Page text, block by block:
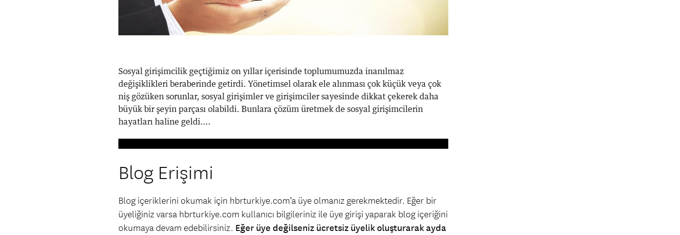
Sosyal girişimcilik geçtiğimiz on yıllar içerisinde toplumumuzda inanılmaz
değişiklikleri beraberinde getirdi. Yönetimsel olarak ele alınması çok küçük veya çok
niş gözüken sorunlar, sosyal girişimler ve girişimciler sayesinde dikkat çekerek daha
büyük bir şeyin parçası olabildi. Bunlara çözüm üretmek de sosyal girişimcilerin
hayatları haline geldi....
Blog Erişimi
Blog içeriklerini okumak için hbrturkiye.com’a üye olmanız gerekmektedir. Eğer bir
üyeliğiniz varsa hbrturkiye.com kullanıcı bilgileriniz ile üye girişi yaparak blog içeriğini
okumaya devam edebilirsiniz. Eğer üye değilseniz ücretsiz üyelik oluşturarak ayda